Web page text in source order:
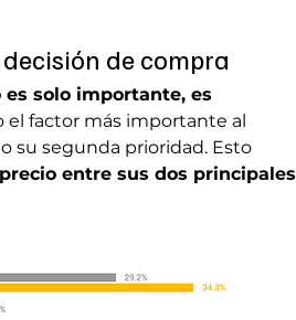
de compra
es solo importante, es
el factor más importante al
su segunda prioridad. Esto
entre sus dos principales